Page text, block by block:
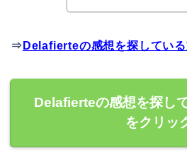
⇒ Delafierteの感想を探してい
Delafierteの感想を探し
をクリッ